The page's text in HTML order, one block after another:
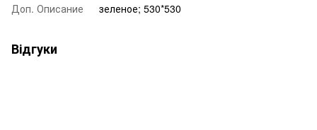
Доп. Описание
зеленое; 530*530
Відгуки